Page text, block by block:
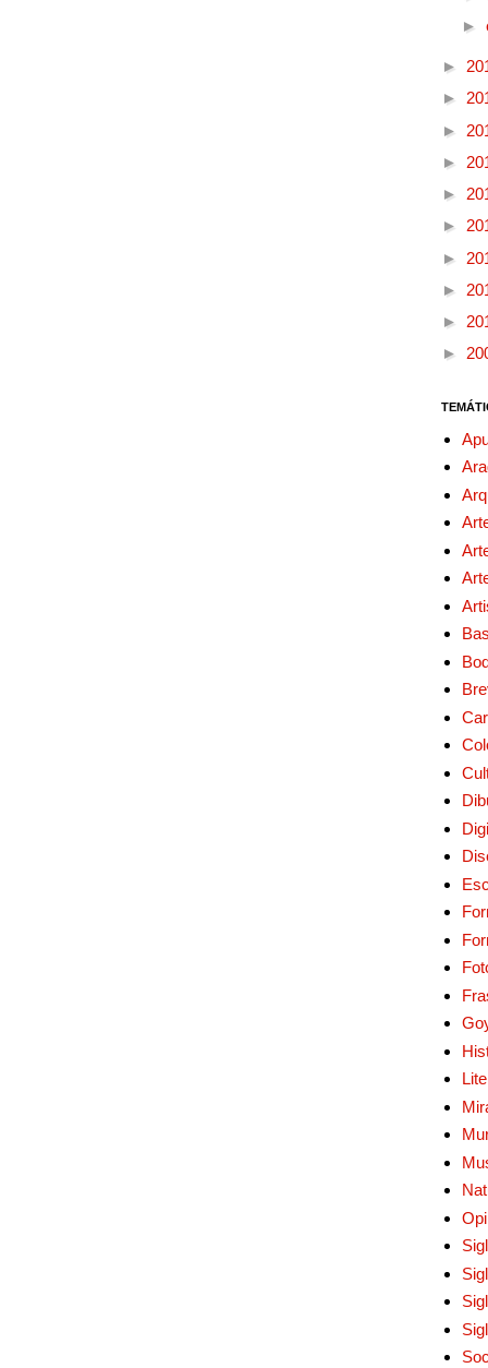
►
►
►
►
►
►
►
►
►
►
►